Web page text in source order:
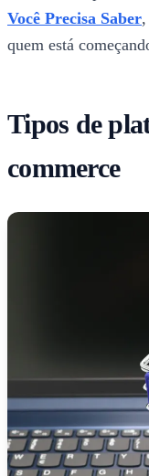
Você Precisa Saber
quem está
Tipos de
commerce